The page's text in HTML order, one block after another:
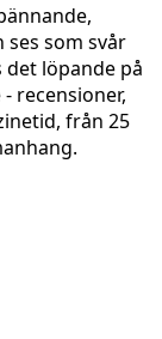
som svår
löpande på
recensioner,
från 25